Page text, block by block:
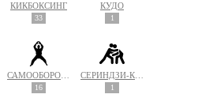
КИКБОКСИНГ
33
КУДО
1
16 1